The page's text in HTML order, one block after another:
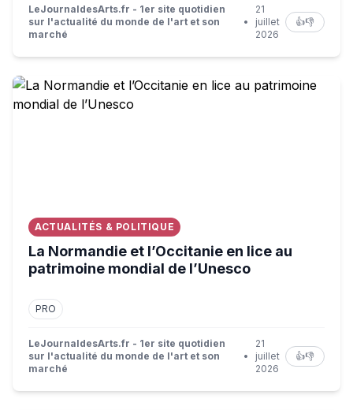
LeJournaldesArts.fr - 1er site quotidien
sur l'actualité du monde de l'art et son
marché
•
21
juillet
2026
👍👎
La Normandie et l’Occitanie en lice au patrimoine
ACTUALITÉS & POLITIQUE
La Normandie et l’Occitanie en lice au
patrimoine mondial de l’Unesco
PRO
LeJournaldesArts.fr - 1er site quotidien
sur l'actualité du monde de l'art et son
marché
•
21
juillet
2026
👍👎